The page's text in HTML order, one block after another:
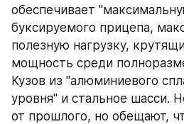
обеспечивает
буксируемого прицепа,
полезную нагрузку,
мощность среди
Кузов из "алюминиевого
уровня" и стальное шасси.
от прошлого, но обещают,